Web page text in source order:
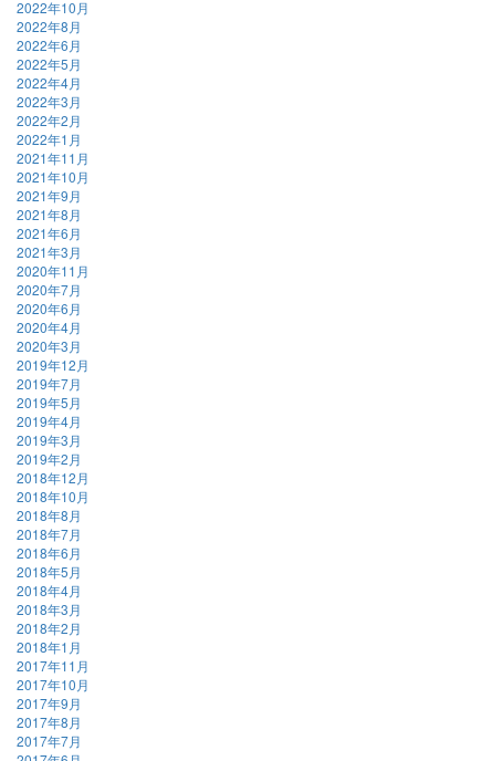
2022年10月
2022年8月
2022年6月
2022年5月
2022年4月
2022年3月
2022年2月
2022年1月
2021年11月
2021年10月
2021年9月
2021年8月
2021年6月
2021年3月
2020年11月
2020年7月
2020年6月
2020年4月
2020年3月
2019年12月
2019年7月
2019年5月
2019年4月
2019年3月
2019年2月
2018年12月
2018年10月
2018年8月
2018年7月
2018年6月
2018年5月
2018年4月
2018年3月
2018年2月
2018年1月
2017年11月
2017年10月
2017年9月
2017年8月
2017年7月